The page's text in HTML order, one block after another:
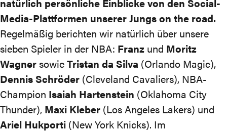
Media-Plattformen unserer Jungs on the road.
Regelmäßig berichten wir natürlich über unsere
sieben Spieler in der NBA: Franz und Moritz
WagnersowieTristan da Silva (Orlando Magic),
Dennis Schröder (Cleveland Cavaliers), NBA-
Champion Isaiah Hartenstein (Oklahoma City
Thunder), Maxi Kleber (Los Angeles Lakers) und
Ariel Hukporti (New York Knicks). Im